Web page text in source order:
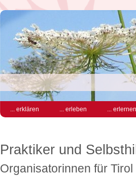
... erklären ... erleben ... erlernen
Praktiker und
Organisatorinnen für Tirol